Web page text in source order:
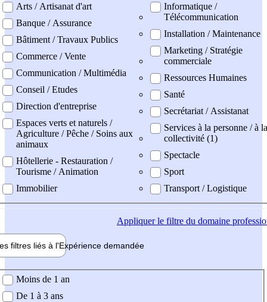
Arts / Artisanat d'art
Banque / Assurance
Bâtiment / Travaux Publics
Commerce / Vente
Communication / Multimédia
Conseil / Etudes
Direction d'entreprise
Espaces verts et naturels /
Agriculture / Pêche / Soins aux
animaux
Hôtellerie - Restauration /
Tourisme / Animation
Immobilier
Informatique /
Télécommunication
Installation / Maintenance
Marketing / Stratégie
commerciale
Ressources Humaines
Santé
Secrétariat / Assistanat
Services à la personne / à la
collectivité (1)
Spectacle
Sport
Transport / Logistique
Appliquerle filtre du domaine
filtres liés à l'Expérience demandée
demandée
Moins de 1 an
De 1 à 3 ans